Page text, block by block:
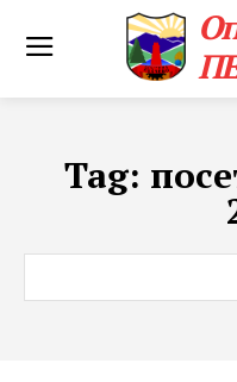
Tag: